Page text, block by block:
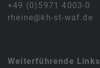
+49 (0)5971 4003-0
rheine@kh-st-waf.de
Weiterführende Links